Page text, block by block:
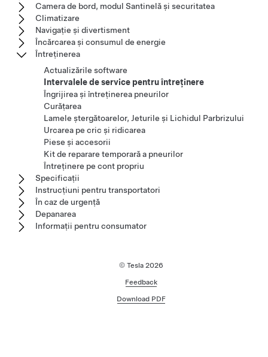
Camera de bord, modul Santinelă și securitatea
Climatizare
Navigație și divertisment
Încărcarea și consumul de energie
Întreținerea
Actualizările software
Intervalele de service pentru întreținere
Îngrijirea și întreținerea pneurilor
Curățarea
Lamele ștergătoarelor, Jeturile și Lichidul Parbrizului
Urcarea pe cric și ridicarea
Piese și accesorii
Kit de reparare temporară a pneurilor
Întreținere pe cont propriu
Specificații
Instrucțiuni pentru transportatori
În caz de urgență
Depanarea
Informații pentru consumator
© Tesla 2026
Feedback
Download PDF